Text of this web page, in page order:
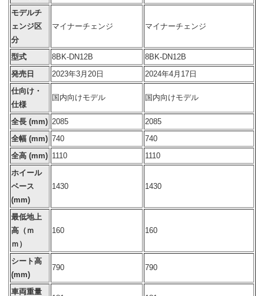
モデルチ
ェンジ区
分
マイナーチェンジ マイナーチェンジ
型式 8BK-DN12B
8BK-DN12B
発売日
2023年3月20日
2024年4月17日
仕向け・
仕様
国内向けモデル 国内向けモデル
全長 (mm) 2085
2085
全幅 (mm) 740
740
全高 (mm) 1110
1110
ホイール
ベース
(mm)
1430 1430
最低地上
高（ｍ
ｍ）
160 160
シート高
(mm)
790 790
車両重量